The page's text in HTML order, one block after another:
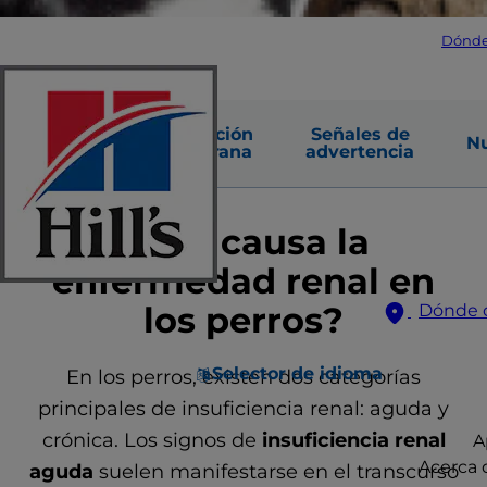
Dónde
Selector de idioma
Acerca
Causas
comunes
Detección
temprana
Señales de
advertencia
¿Qué causa la
enfermedad renal en
los perros?
En los perros, existen dos categorías
principales de insuficiencia renal: aguda y
crónica. Los signos de insuficiencia renal
aguda suelen manifestarse en el transcurso